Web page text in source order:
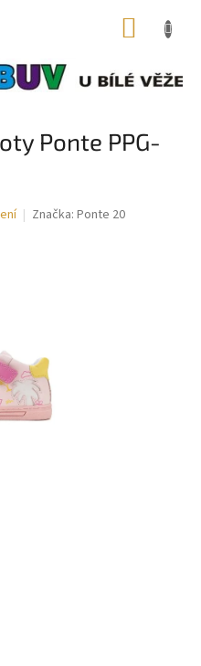
Ponte PPG-
Značka: Ponte 20